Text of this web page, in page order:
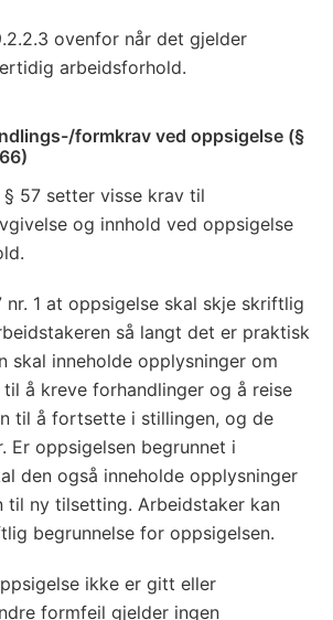
ovenfor når det gjelder
arbeidsforhold.
formkrav ved oppsigelse (§
57 setter visse krav til
og innhold ved oppsigelse
1 at oppsigelse skal skje skriftlig
så langt det er praktisk
skal inneholde opplysninger om
å kreve forhandlinger og å reise
til å fortsette i stillingen, og de
Er oppsigelsen begrunnet i
den også inneholde opplysninger
til ny tilsetting. Arbeidstaker kan
begrunnelse for oppsigelsen.
ikke er gitt eller
formfeil gjelder ingen